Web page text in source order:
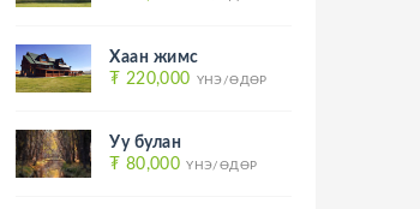
Хаан жимс
₮ 220,000 ҮНЭ/ӨДӨР
Уу булан
₮ 80,000 ҮНЭ/ӨДӨР